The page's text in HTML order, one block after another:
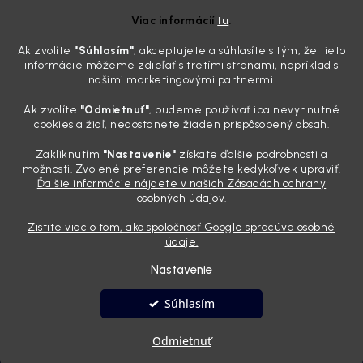
Viac informáciítu.
Ak zvolíte "Súhlasím", akceptujete a súhlasíte s tým, že tieto
informácie môžeme zdieľať s tretími stranami, napríklad s
našimi marketingovými partnermi.
Ak zvolíte "Odmietnuť", budeme používať iba nevyhnutné
cookies a žiaľ, nedostanete žiaden prispôsobený obsah.
Zakliknutím "Nastavenie" získate ďalšie podrobnosti a
možnosti. Zvolené preferencie môžete kedykoľvek upraviť.
Ďalšie informácie nájdete v našich Zásadách ochrany
osobných údajov.
Zistite viac o tom, ako spoločnosť Google spracúva osobné
údaje.
Nastavenie
Odmietnuť
Súhlasím
Sobotné ráno, káva v ruke a pred vami zaprášená kapota. Pre
niekoho nuda, pre nás najlepší relax. Lenže keď si v košíku spočítate
všetky tie fľaštičky, šampóny a utierky, výsledná suma vie poriadne
pokaziť náladu. Dobrá správa je, že aj profi výbava ...
Zabudnite na šmuhy: 7 overených vychytávok, ktoré z
28.7.2026
Poznáte ten pocit. Sobota ráno, slnko sa oprie do laku a vy namiesto
radosti vidíte len šedý povlak, zaschnuté kvapky a kolesá čierne od
bodu B, ale pre nás je to vizitka. Nič nepoka...
Vytvoril Shoptet
nastavenie cookies